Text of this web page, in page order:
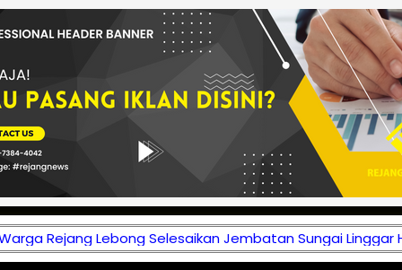
Rejang Lebong Selesaikan Jembatan Sungai Linggar